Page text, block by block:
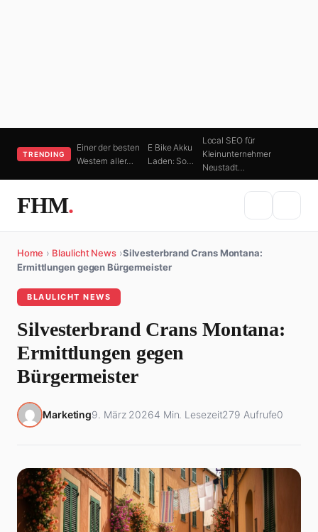
TRENDING
Einer der besten
Western aller…
E Bike Akku
Laden: So…
Local SEO für
Kleinunternehmer
Neustadt…
FHM.
Home › Blaulicht News ›Silvesterbrand Crans Montana:
Ermittlungen gegen Bürgermeister
BLAULICHT NEWS
Silvesterbrand Crans Montana:
Ermittlungen gegen
Bürgermeister
Marketing9. März 20264 Min. Lesezeit279 Aufrufe0